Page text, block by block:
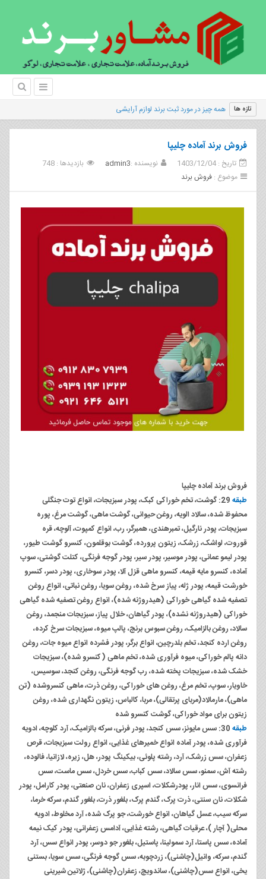
تازه ها |
فروش برند آماده چلیپا
تاریخ : 1403/12/04 نویسنده :admin3
بازدیدها : 748
موضوع : فروش برند
فروش برند آماده چلیپا
طبقه
29: گوشت، تخم خوراکی کبک، پودر سبزیجات، انواع توت جنگلی
محفوظ شده، سالاد الویه، روغن حیوانی، گوشت ماهی، گوشت مرغ، پوره
سبزیجات، پودر نارگیل، تمبرهندی، همبرگر، رب، انواع کمپوت، آلوچه، قره
قوروت، لواشک، زرشک، زیتون پرورده، گوشت بوقلمون، کنسرو گوشت طیور،
پودر لیمو عمانی، پودر موسیر، پودر سیر، پودر گوجه فرنگی، کتلت گوشتی، سوپ
آماده، کنسرو مایه قیمه، کنسرو ماهی قزل آلا، پودر سوخاری، پودر دسر، کنسرو
خورشت قیمه، پودر ژله، پیاز سرخ شده، روغن سویا، روغن نباتی، انواع روغن
تصفیه شده گیاهی خوراکی (هیدروژنه شده)، انواع روغن تصفیه شده گیاهی
خوراکی (هیدروژنه نشده)، پودر گیاهان، خلال پیاز، سبزیجات منجمد، روغن
سالاد، روغن بالزامیک، روغن سبوس برنج، پالپ میوه، سبزیجات سرخ کرده،
روغن ارده کنجد، تخم بلدرچین، انواع برگر، پودر فشرده انواع میوه جات، روغن
دانه پالم خوراکی، میوه فرآوری شده، تخم ماهی (کنسرو شده)، سبزیجات
خشک شده، سبزیجات پخته شده، رب گوجه فرنگی، روغن کنجد، سوسیس،
خاویار، سوپ، تخم مرغ، روغن های خوراکی، روغن ذرت، ماهی کنسروشده (تن
ماهی)، مارمالاد(مربای پرتقالی)، مربا، کالباس، زیتون نگهداری شده، روغن
زیتون برای مواد خوراکی، گوشت کنسرو شده
طبقه
30: سس مایونز، سس کنجد، پودر فرنی، سرکه بالزامیک، آرد کلوچه، ادویه
فرآوری شده، پودر آماده انواع خمیرهای غذایی، انواع رولت سبزیجات، قرص
زعفران، سس زرشک، آرد، رشته پلوئی، بیکینگ پودر، هل، زیره، لازانیا، فالوده،
رشته آش، سمنو، سس سالاد، سس کباب، سس خردل، سس ماست، سس
فرانسوی، سس انار، پودرشکلات، اسپری زعفران، نان صنعتی، پودر کارامل، پودر
شکلات، نان سنتی، ذرت پرک، گندم پرک، بلغور ذرت، بلغور گندم، سرکه خرما،
سرکه سیب، عسل گیاهان، انواع خورشت، جو پرک شده، آرد مخلوط، ادویه
محلی( آچار )، عرقیات گیاهی، رشته غذایی، آدامس زعفرانی، پودر کیک نیمه
آماده، سس پاستا، آرد سمولینا، پاستیل، بلغور جو دوسر، پودر انواع سس، آرد
گندم، سرکه، وانیل(چاشنی)، زردچوبه، سس گوجه فرنگی، سس سویا، بستنی
یخی، انواع سس(چاشنی)، ساندویچ، زعفران(چاشنی)، ژلاتین شیرینی